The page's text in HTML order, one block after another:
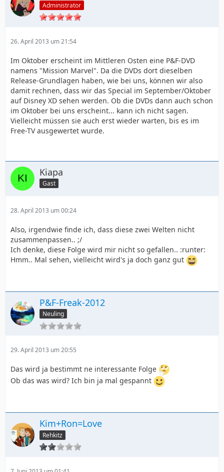
Administrator
26. April 2013 um 21:54
Im Oktober erscheint im Mittleren Osten eine P&F-DVD
namens "Mission Marvel". Da die DVDs dort dieselben
Release-Grundlagen haben, wie bei uns, können wir also
damit rechnen, dass wir das Special im September/Oktober
auf Disney XD sehen werden. Ob die DVDs dann auch schon
im Oktober bei uns erscheint... kann ich nicht sagen.
Vielleicht müssen sie auch erst wieder warten, bis es im
Free-TV ausgewertet wurde.
Kiapa
Gast
28. April 2013 um 00:24
Also, irgendwie finde ich, dass diese zwei Welten nicht
zusammenpassen.. ;/
Ich denke, diese Folge wird mir nicht so gefallen.. :runter:
Hmm.. Mal sehen, vielleicht wird's ja doch ganz gut
P&F-Freak-2012
Neuling
29. April 2013 um 20:55
Das wird ja bestimmt ne interessante Folge
Ob das was wird? Ich bin ja mal gespannt
Kim+Ron=Love
Rehkitz